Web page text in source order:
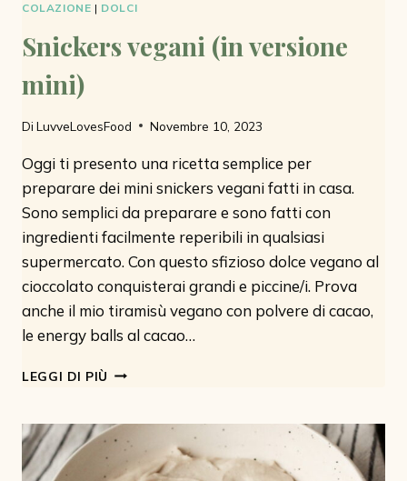
COLAZIONE | DOLCI
Snickers vegani (in versione
mini)
Di LuvveLovesFood Novembre 10, 2023
Oggi ti presento una ricetta semplice per
preparare dei mini snickers vegani fatti in casa.
Sono semplici da preparare e sono fatti con
ingredienti facilmente reperibili in qualsiasi
supermercato. Con questo sfizioso dolce vegano al
cioccolato conquisterai grandi e piccine/i. Prova
anche il mio tiramisù vegano con polvere di cacao,
le energy balls al cacao…
LEGGI DI PIÙ SNICKERS
VERSIONE
MINI)